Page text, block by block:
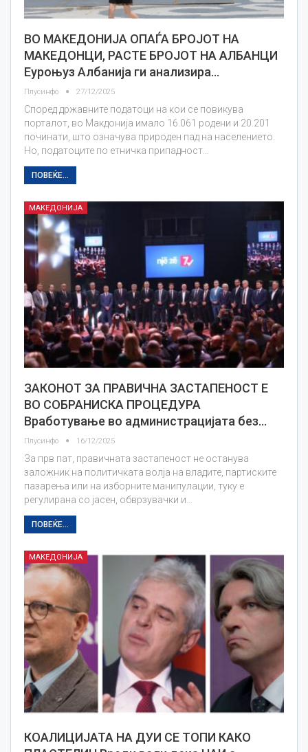
ВО МАКЕДОНИЈА ОПАЃА БРОЈОТ НА
МАКЕДОНЦИ, РАСТЕ БРОЈОТ НА АЛБАНЦИ
Еуроњуз Албанија ги анализира…
Плусинфо 27/12/2025
Според државните податоци на кои се повикува
порталот, во Макдонија имало 16.061 родени и 20.201
починати, што означува природен пад на населението.
Но, податоците по етничка припадност…
ПОВЕЌЕ...
МАКЕДОНИЈА
ЗАКОНОТ ЗА ПРАВИЧНА ЗАСТАПЕНОСТ Е
ВО СОБРАНИСКА ПРОЦЕДУРА
Вработување во администрацијата без…
Плусинфо 16/12/2025
За прв пат, правичната застапеност не останува
заложник на политичката волја на владите, партиските
пазарења или на изборните манипулации, туку е
регулирана со јасен, обврзувачки и…
ПОВЕЌЕ...
МАКЕДОНИЈА
КОАЛИЦИЈАТА НА ДУИ СЕ ТОПИ КАКО